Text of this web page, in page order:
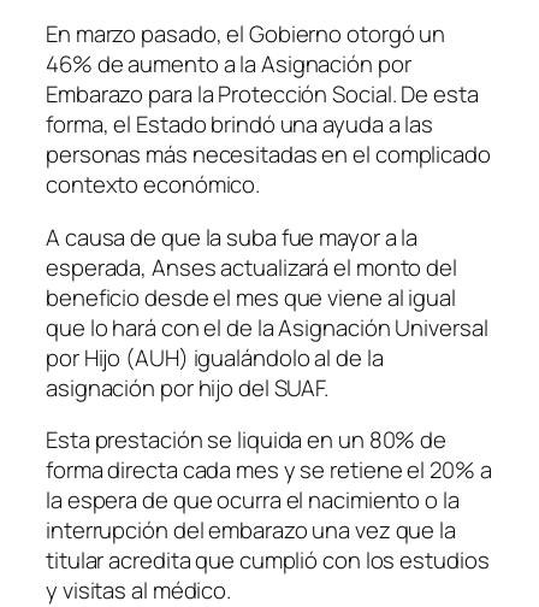
En marzo pasado, el Gobierno otorgó un
46% de aumento a la Asignación por
Embarazo para la Protección Social. De esta
forma, el Estado brindó una ayuda a las
personas más necesitadas en el complicado
contexto económico.
A causa de que la suba fue mayor a la
esperada, Anses actualizará el monto del
beneficio desde el mes que viene al igual
que lo hará con el de la Asignación Universal
por Hijo (AUH) igualándolo al de la
asignación por hijo del SUAF.
Esta prestación se liquida en un 80% de
forma directa cada mes y se retiene el 20% a
la espera de que ocurra el nacimiento o la
interrupción del embarazo una vez que la
titular acredita que cumplió con los estudios
y visitas al médico.